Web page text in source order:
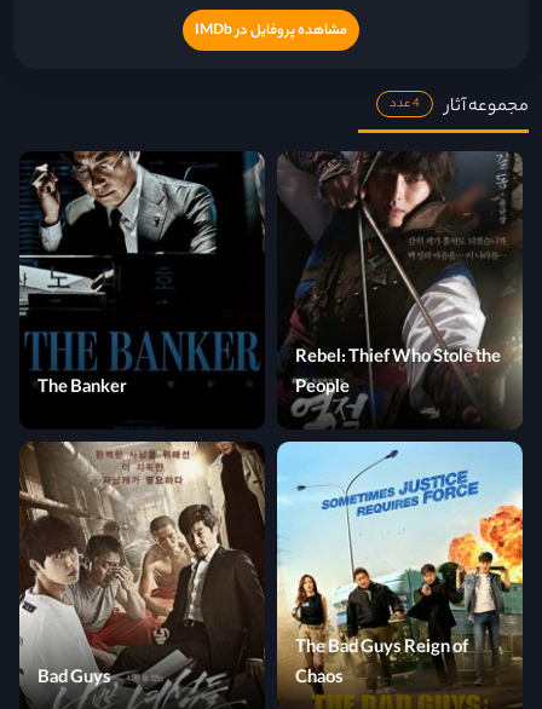
مشاهده پروفایل در IMDb
مجموعه آثار 4 عدد
Rebel: Thief Who Stole the
People
The Banker
The Bad Guys Reign of
Chaos
Bad Guys